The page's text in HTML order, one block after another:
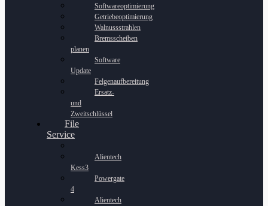
Softwareoptimierung
Getriebeoptimierung
Walnussstrahlen
Bremsscheiben
planen
Software
Update
Felgenaufbereitung
Ersatz-
und
Zweitschlüssel
File
Service
Alientech
Kess3
Powergate
4
Alientech